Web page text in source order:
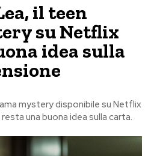
il teen
su Netflix
idea sulla
mystery disponibile su Netflix
una buona idea sulla carta.